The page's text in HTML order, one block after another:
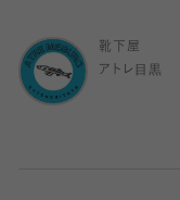
靴下屋
アトレ目黒